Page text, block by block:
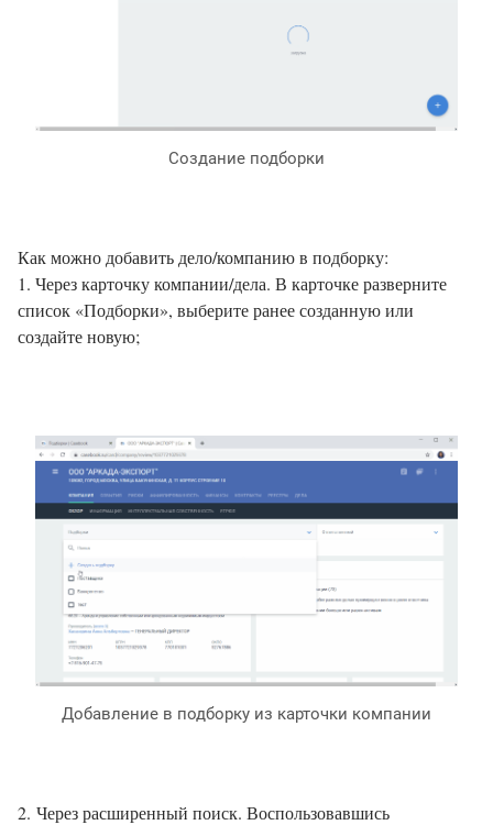
Создание подборки
Как можно добавить дело/компанию в подборку:
1. Через карточку компании/дела. В карточке разверните
список «Подборки», выберите ранее созданную или
создайте новую;
Добавление в подборку из карточки компании
2. Через расширенный поиск. Воспользовавшись